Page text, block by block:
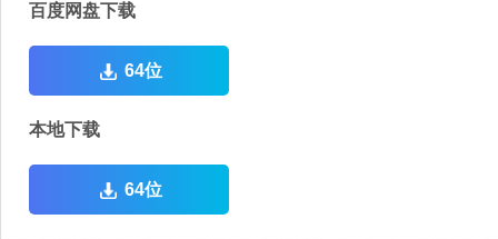
百度网盘下载
64位
本地下载
64位